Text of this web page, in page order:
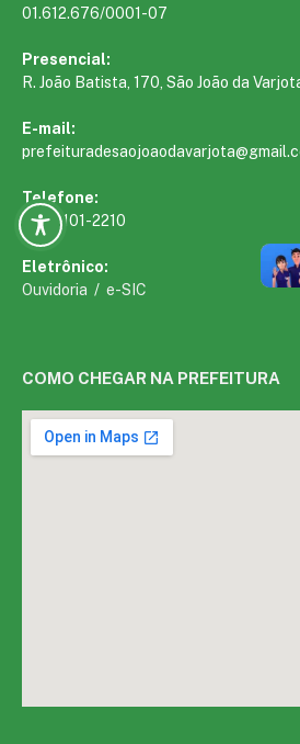
01.612.676/0001-07
Presencial:
R. João Batista, 170, São João da
E-mail:
Telefone:
(89) 2101-2210
Eletrônico:
Ouvidoria / e-SIC
COMO CHEGAR NA PREFEITURA